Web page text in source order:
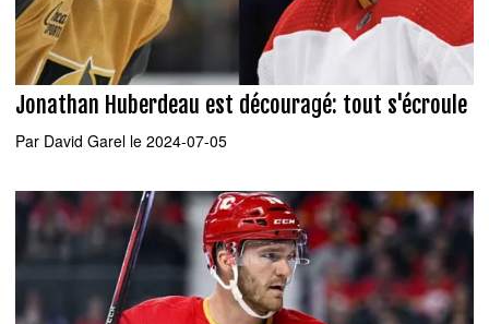
Jonathan Huberdeau est découragé: tout s'écroule
Par David Garel le 2024-07-05